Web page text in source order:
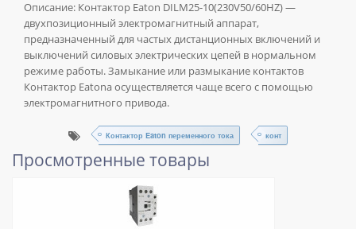
Описание: Контактор Eaton DILM25-10(230V50/60HZ) —
двухпозиционный электромагнитный аппарат,
предназначенный для частых дистанционных включений и
выключений силовых электрических цепей в нормальном
режиме работы. Замыкание или размыкание контактов
Контактор Eatonа осуществляется чаще всего с помощью
электромагнитного привода.
Контактор Eaton переменного тока конт
Просмотренные товары